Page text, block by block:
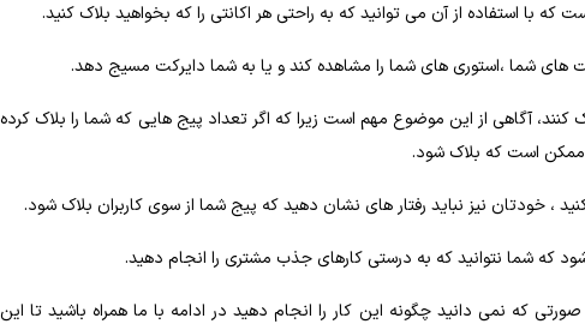
که با استفاده از آن می توانید که به راحتی هر اکانتی را که بخواهید بلاک کنید.
های شما ،‌استوری های شما را مشاهده کند و یا به شما دایرکت مسیج دهد.
کنند، آگاهی از این موضوع مهم است زیرا که اگر تعداد پیج هایی که شما را بلاک کرده
ممکن است که بلاک شود.
، خودتان نیز نباید رفتار های نشان دهید که پیج شما از سوی کاربران بلاک شود.
که شما نتوانید که به درستی کارهای جذب مشتری را انجام دهید.
که نمی دانید چگونه این کار را انجام دهید در ادامه با ما همراه باشید تا این